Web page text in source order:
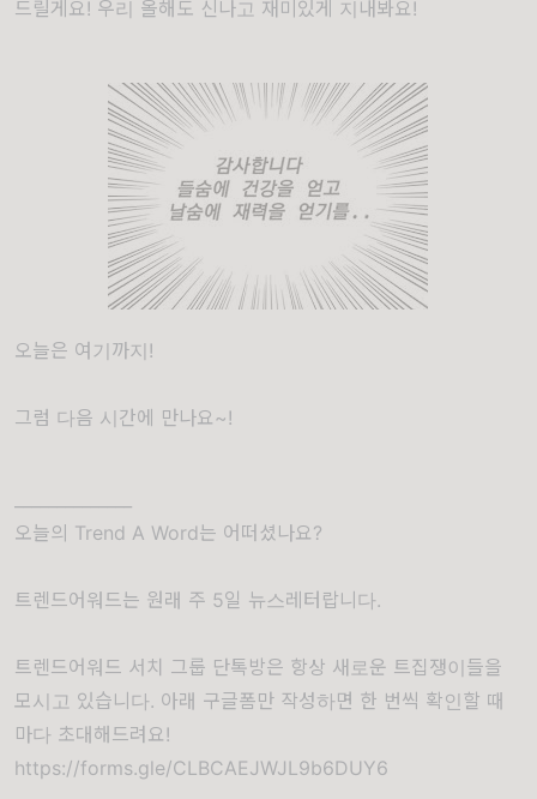
드릴게요! 우리 올해도 신나고 재미있게 지내봐요!
오늘은 여기까지!
그럼 다음 시간에 만나요~!
오늘의 Trend A Word는 어떠셨나요?
트렌드어워드는 원래 주 5일 뉴스레터랍니다.
트렌드어워드 서치 그룹 단톡방은 항상 새로운 트집쟁이들을
모시고 있습니다. 아래 구글폼만 작성하면 한 번씩 확인할 때
마다 초대해드려요!
https://forms.gle/CLBCAEJWJL9b6DUY6